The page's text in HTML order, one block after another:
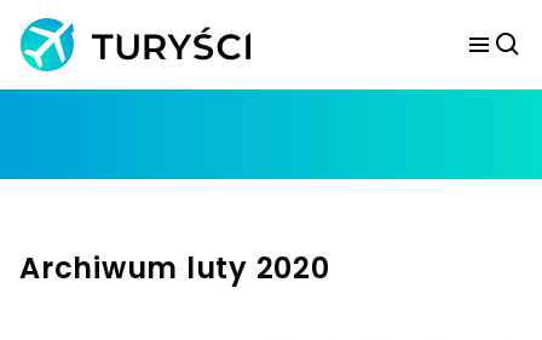
Archiwum luty 2020